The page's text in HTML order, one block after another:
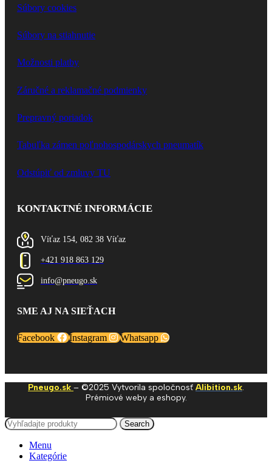
Súbory cookies
Súbory na stiahnutie
Možnosti platby
Záručné a reklamačné podmienky
Prepravný poriadok
Tabuľka zámen poľnohospodárskych pneumatík
Odstúpiť od zmluvy TU
KONTAKTNÉ INFORMÁCIE
Víťaz 154, 082 38 Víťaz
+421 918 863 129
info@pneugo.sk
SME AJ NA SIEŤACH
Facebook Instagram Whatsapp
Pneugo.sk – ©2025 Vytvorila spoločnosť Alibition.sk.
Prémiové weby a eshopy.
Search
Menu
Kategórie